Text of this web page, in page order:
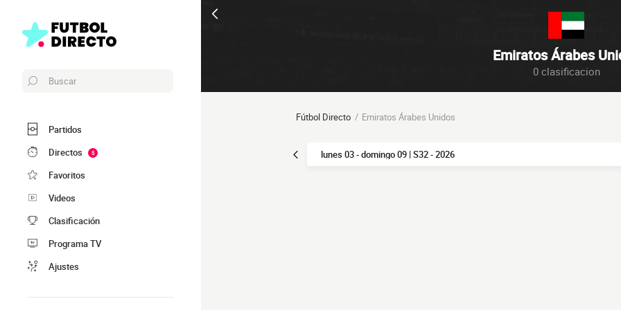
Emiratos Árabes
0 clasificacion
Buscar
Partidos
Directos
5
Favoritos
Videos
Clasificación
Programa TV
Ajustes
Fútbol Directo Emiratos Árabes Unidos
lunes 03 - domingo 09 | S32 - 2026